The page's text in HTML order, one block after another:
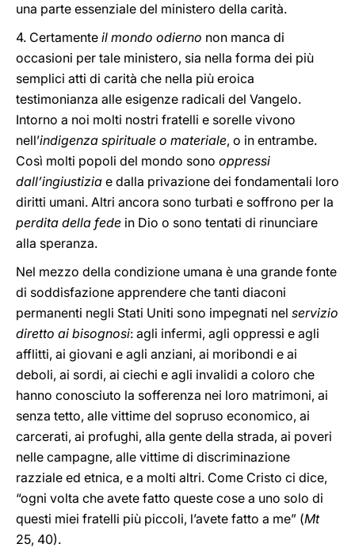
una parte essenziale del ministero della carità.
4. Certamente il mondo odierno non manca di
occasioni per tale ministero, sia nella forma dei più
semplici atti di carità che nella più eroica
testimonianza alle esigenze radicali del Vangelo.
Intorno a noi molti nostri fratelli e sorelle vivono
nell’indigenza spirituale o materiale, o in entrambe.
Così molti popoli del mondo sono oppressi
dall’ingiustizia e dalla privazione dei fondamentali loro
diritti umani. Altri ancora sono turbati e soffrono per la
perdita della fede in Dio o sono tentati di rinunciare
alla speranza.
Nel mezzo della condizione umana è una grande fonte
di soddisfazione apprendere che tanti diaconi
permanenti negli Stati Uniti sono impegnati nel servizio
diretto ai bisognosi: agli infermi, agli oppressi e agli
afflitti, ai giovani e agli anziani, ai moribondi e ai
deboli, ai sordi, ai ciechi e agli invalidi a coloro che
hanno conosciuto la sofferenza nei loro matrimoni, ai
senza tetto, alle vittime del sopruso economico, ai
carcerati, ai profughi, alla gente della strada, ai poveri
nelle campagne, alle vittime di discriminazione
razziale ed etnica, e a molti altri. Come Cristo ci dice,
“ogni volta che avete fatto queste cose a uno solo di
questi miei fratelli più piccoli, l’avete fatto a me” (Mt
25, 40).